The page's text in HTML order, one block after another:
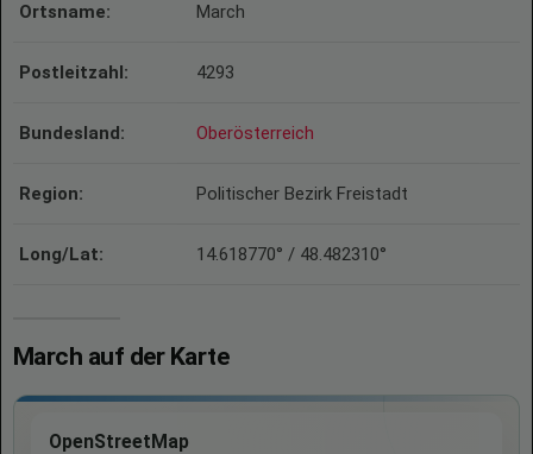
Ortsname: March
Postleitzahl: 4293
Bundesland: Oberösterreich
Region: Politischer Bezirk Freistadt
Long/Lat: 14.618770° / 48.482310°
March auf der Karte
OpenStreetMap